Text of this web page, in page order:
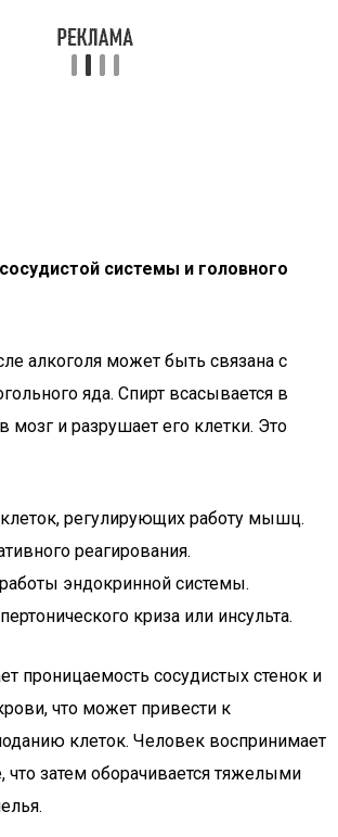
системы и головного
алкоголя может быть связана с
яда. Спирт всасывается в
мозг и разрушает его клетки. Это
регулирующих работу мышц.
реагирования.
эндокринной системы.
криза или инсульта.
проницаемость сосудистых стенок и
что может привести к
клеток. Человек воспринимает
что затем оборачивается тяжелыми